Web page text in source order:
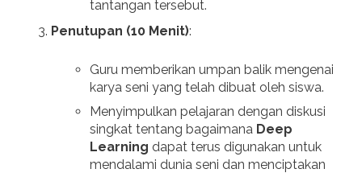
tantangan tersebut.
Penutupan (10 Menit):
Guru memberikan umpan balik mengenai
karya seni yang telah dibuat oleh siswa.
Menyimpulkan pelajaran dengan diskusi
singkat tentang bagaimana Deep
Learning dapat terus digunakan untuk
mendalami dunia seni dan menciptakan